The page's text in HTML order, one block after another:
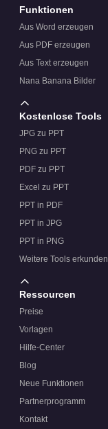
Funktionen
Aus Word erzeugen
Aus PDF erzeugen
Aus Text erzeugen
Nana Banana Bilder
Kostenlose Tools
JPG zu PPT
PNG zu PPT
PDF zu PPT
Excel zu PPT
PPT in PDF
PPT in JPG
PPT in PNG
Weitere Tools erkunden
Ressourcen
Preise
Vorlagen
Hilfe-Center
Blog
Neue Funktionen
Partnerprogramm
Kontakt